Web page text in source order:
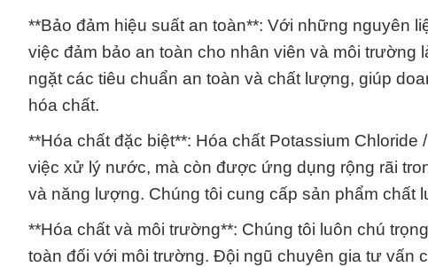
**Bảo đảm hiệu suất an toàn**: Với những nguyên
việc đảm bảo an toàn cho nhân viên và môi trường
ngặt các tiêu chuẩn an toàn và chất lượng, giúp
hóa chất.
**Hóa chất đặc biệt**: Hóa chất Potassium
việc xử lý nước, mà còn được ứng dụng rộng rãi
và năng lượng. Chúng tôi cung cấp sản phẩm
**Hóa chất và môi trường**: Chúng tôi luôn chú
toàn đối với môi trường. Đội ngũ chuyên gia tư vấn